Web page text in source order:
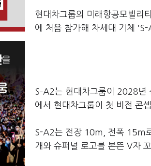
현대차그룹의 미래항공모빌리
에 처음 참가해 차세대 기체
S-A2는 현대차그룹이 2028년
에서 현대차그룹이 첫 비전 콘
S-A2는 전장 10m, 전폭 15m
개와 슈퍼널 로고를 본뜬 V자